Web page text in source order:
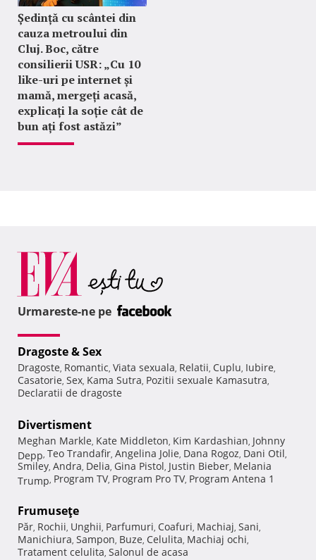
Ședință cu scântei din
cauza metroului din
Cluj. Boc, către
consilierii USR: „Cu 10
like-uri pe internet și
mamă, mergeți acasă,
explicați la soție cât de
bun ați fost astăzi”
Urmareste-ne pe
Dragoste & Sex
Dragoste, Romantic, Viata sexuala, Relatii, Cuplu, Iubire,
Casatorie, Sex, Kama Sutra, Pozitii sexuale Kamasutra,
Declaratii de dragoste
Divertisment
Meghan Markle, Kate Middleton, Kim Kardashian, Johnny
Depp, Teo Trandafir, Angelina Jolie, Dana Rogoz, Dani Otil,
Smiley, Andra, Delia, Gina Pistol, Justin Bieber, Melania
Trump, Program TV, Program Pro TV, Program Antena 1
Frumuseţe
Păr, Rochii, Unghii, Parfumuri, Coafuri, Machiaj, Sani,
Manichiura, Sampon, Buze, Celulita, Machiaj ochi,
Tratament celulita, Salonul de acasa